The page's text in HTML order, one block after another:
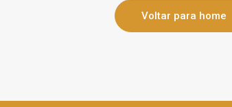
Voltar para home